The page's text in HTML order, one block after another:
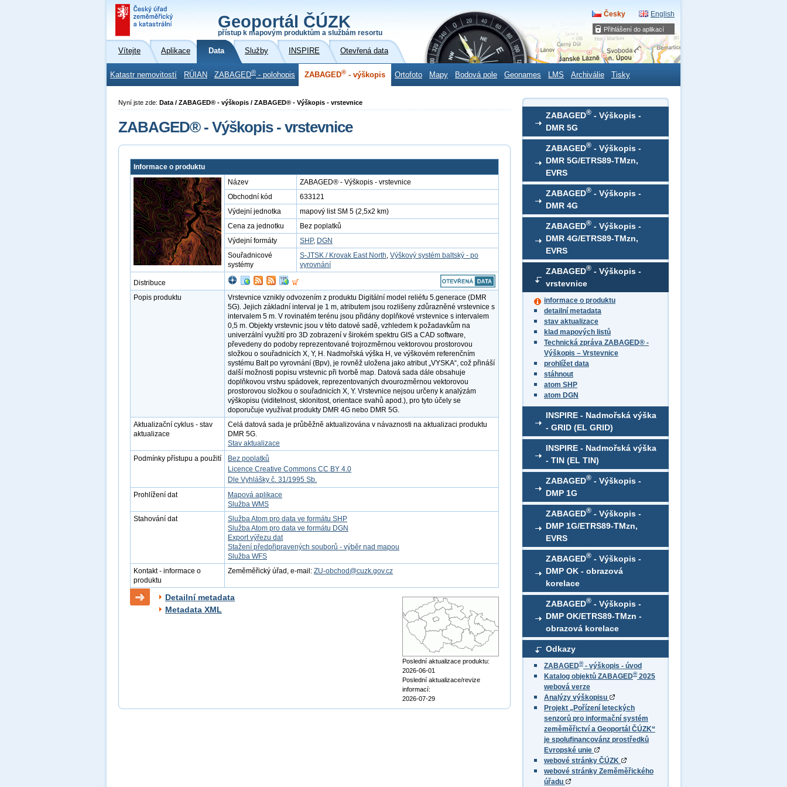
Přihlášení do aplikací
Geoportál ČÚZK
přístup k mapovým produktům a službám resortu
Česky English
Vítejte Aplikace Data Služby INSPIRE Otevřená data
Katastr nemovitostí RÚIAN ZABAGED® - polohopis ZABAGED® - výškopis Ortofoto Mapy Bodová pole Geonames LMS Archiválie Tisky
ZABAGED® - Výškopis -
DMR 5G
ZABAGED® - Výškopis -
DMR 5G/ETRS89-TMzn,
EVRS
ZABAGED® - Výškopis -
DMR 4G
ZABAGED® - Výškopis -
DMR 4G/ETRS89-TMzn,
EVRS
ZABAGED® - Výškopis -
vrstevnice
informace o produktu
detailní metadata
stav aktualizace
klad mapových listů
Technická zpráva ZABAGED® -
Výškopis – Vrstevnice
prohlížet data
stáhnout
atom SHP
atom DGN
INSPIRE - Nadmořská výška
- GRID (EL GRID)
INSPIRE - Nadmořská výška
- TIN (EL TIN)
ZABAGED® - Výškopis -
DMP 1G
ZABAGED® - Výškopis -
DMP 1G/ETRS89-TMzn,
EVRS
ZABAGED® - Výškopis -
DMP OK - obrazová
korelace
ZABAGED® - Výškopis -
DMP OK/ETRS89-TMzn -
obrazová korelace
Odkazy
ZABAGED®- výškopis - úvod
Katalog objektů ZABAGED®2025
webová verze
Analýzy výškopisu
Projekt „Pořízení leteckých
senzorů pro informační systém
zeměměřictví a Geoportál ČÚZK“
je spolufinancovánz prostředků
Evropské unie
webové stránky ČÚZK
webové stránky Zeměměřického
úřadu
Nyní jste zde: Data / ZABAGED® - výškopis / ZABAGED® - Výškopis - vrstevnice
ZABAGED® - Výškopis - vrstevnice
Informace o produktu
Název
ZABAGED® - Výškopis - vrstevnice
Obchodní kód
633121
Výdejní jednotka
mapový list SM 5 (2,5x2 km)
Cena za jednotku
Bez poplatků
Výdejní formáty
SHP, DGN
Souřadnicové
systémy
S-JTSK / Krovak East North, Výškový systém baltský - po
vyrovnání
Distribuce
Popis produktu
Vrstevnice vznikly odvozením z produktu Digitální model reliéfu 5.generace (DMR
5G). Jejich základní interval je 1 m, atributem jsou rozlišeny zdůrazněné vrstevnice s
intervalem 5 m. V rovinatém terénu jsou přidány doplňkové vrstevnice s intervalem
0,5 m. Objekty vrstevnic jsou v této datové sadě, vzhledem k požadavkům na
univerzální využití pro 3D zobrazení v širokém spektru GIS a CAD software,
převedeny do podoby reprezentované trojrozměrnou vektorovou prostorovou
složkou o souřadnicích X, Y, H. Nadmořská výška H, ve výškovém referenčním
systému Balt po vyrovnání (Bpv), je rovněž uložena jako atribut „VYSKA“, což přináší
další možnosti popisu vrstevnic při tvorbě map. Datová sada dále obsahuje
doplňkovou vrstvu spádovek, reprezentovaných dvourozměrnou vektorovou
prostorovou složkou o souřadnicích X, Y. Vrstevnice nejsou určeny k analýzám
výškopisu (viditelnost, sklonitost, orientace svahů apod.), pro tyto účely se
doporučuje využívat produkty DMR 4G nebo DMR 5G.
Aktualizační cyklus - stav
aktualizace
Celá datová sada je průběžně aktualizována v návaznosti na aktualizaci produktu
DMR 5G.
Stav aktualizace
Podmínky přístupu a použití
Bez poplatků
Licence Creative Commons CC BY 4.0
Dle Vyhlášky č. 31/1995 Sb.
Prohlížení dat
Mapová aplikace
Služba WMS
Stahování dat
Služba Atom pro data ve formátu SHP
Služba Atom pro data ve formátu DGN
Export výřezu dat
Stažení předpřipravených souborů - výběr nad mapou
Služba WFS
Kontakt - informace o
produktu
Zeměměřický úřad, e-mail: ZU-obchod@cuzk.gov.cz
Detailní metadata
Metadata XML
Poslední aktualizace produktu:
2026-06-01
Poslední aktualizace/revize
informací:
2026-07-29